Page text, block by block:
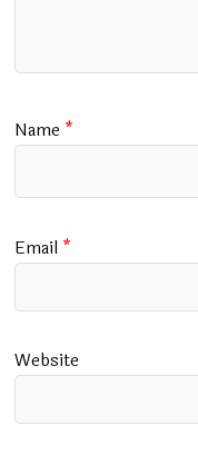
Name *
Email *
Website